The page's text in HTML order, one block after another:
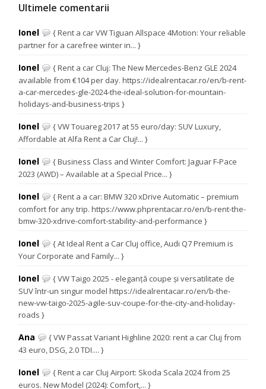
Ultimele comentarii
Ionel
{ Rent a car VW Tiguan Allspace 4Motion: Your reliable
partner for a carefree winter in... }
Ionel
{ Rent a car Cluj: The New Mercedes-Benz GLE 2024
available from €104 per day. https://idealrentacar.ro/en/b-rent-
a-car-mercedes-gle-2024-the-ideal-solution-for-mountain-
holidays-and-business-trips }
Ionel
{ VW Touareg 2017 at 55 euro/day: SUV Luxury,
Affordable at Alfa Rent a Car Cluj!... }
Ionel
{ Business Class and Winter Comfort: Jaguar F-Pace
2023 (AWD) – Available at a Special Price... }
Ionel
{ Rent a a car: BMW 320 xDrive Automatic – premium
comfort for any trip. https://www.phprentacar.ro/en/b-rent-the-
bmw-320-xdrive-comfort-stability-and-performance }
Ionel
{ At Ideal Rent a Car Cluj office, Audi Q7 Premium is
Your Corporate and Family... }
Ionel
{ VW Taigo 2025 - eleganță coupe și versatilitate de
SUV într-un singur model https://idealrentacar.ro/en/b-the-
new-vw-taigo-2025-agile-suv-coupe-for-the-city-and-holiday-
roads }
Ana
{ VW Passat Variant Highline 2020: rent a car Cluj from
43 euro, DSG, 2.0 TDI.... }
Ionel
{ Rent a car Cluj Airport: Skoda Scala 2024 from 25
euros. New Model (2024): Comfort,... }